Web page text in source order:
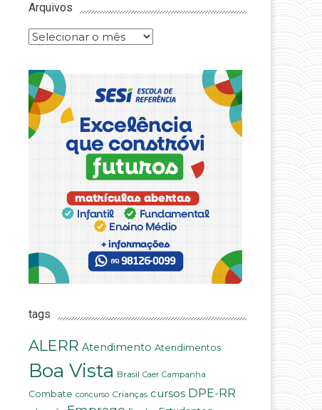
Arquivos
Arquivos
tags
ALERR Atendimento Atendimentos
Boa Vista Brasil Caer Campanha
Combate concurso Crianças cursos DPE-RR